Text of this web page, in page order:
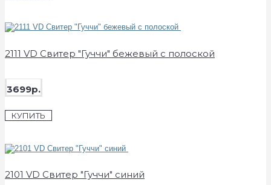
2111 VD Свитер "Гуччи" бежевый с полоской
3699р.
КУПИТЬ
2101 VD Свитер "Гуччи" синий